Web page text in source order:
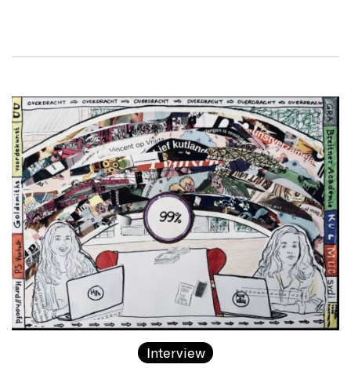
Interview